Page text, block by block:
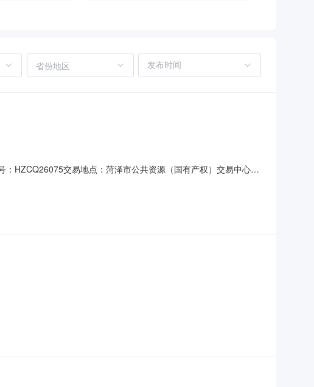
省份地区
HZCQ26075交易地点：菏泽市公共资源（国有产权）交易中心交